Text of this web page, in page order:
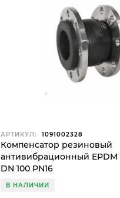
АРТИКУЛ: 1091002328
Компенсатор резиновый
антивибрационный
DN 100 PN16
В НАЛИЧИИ